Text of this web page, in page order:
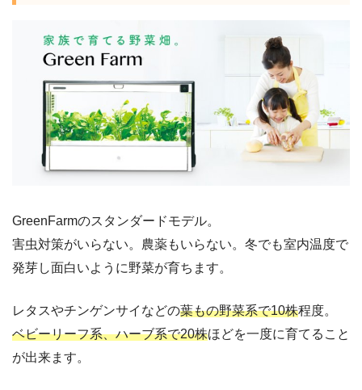
GreenFarmのスタンダードモデル。
害虫対策がいらない。農薬もいらない。冬でも室内温度で
発芽し面白いように野菜が育ちます。
レタスやチンゲンサイなどの葉もの野菜系で10株程度。
ベビーリーフ系、ハーブ系で20株ほどを一度に育てること
が出来ます。